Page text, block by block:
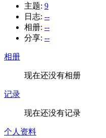
主题: 9
日志: --
相册: --
分享: --
相册
现在还没有相册
记录
现在还没有记录
个人资料